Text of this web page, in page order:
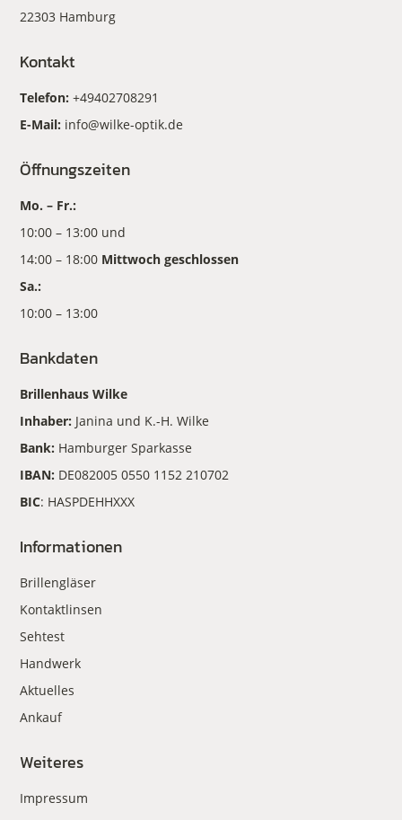
22303 Hamburg
Kontakt
Telefon:+49402708291
E-Mail: info@wilke-optik.de
Öffnungszeiten
Mo. – Fr.:
10:00 – 13:00 und
14:00 – 18:00 Mittwoch geschlossen
Sa.:
10:00 – 13:00
Bankdaten
Brillenhaus Wilke
Inhaber: Janina und K.-H. Wilke
Bank: Hamburger Sparkasse
IBAN: DE082005 0550 1152 210702
BIC: HASPDEHHXXX
Informationen
Brillengläser
Kontaktlinsen
Sehtest
Handwerk
Aktuelles
Ankauf
Weiteres
Impressum